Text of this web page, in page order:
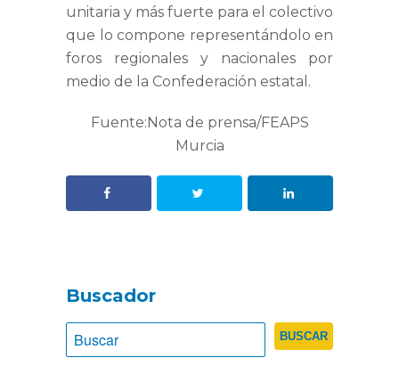
unitaria y más fuerte para el colectivo
que lo compone representándolo en
foros regionales y nacionales por
medio de la Confederación estatal.
Fuente:Nota de prensa/FEAPS
Murcia
Buscador